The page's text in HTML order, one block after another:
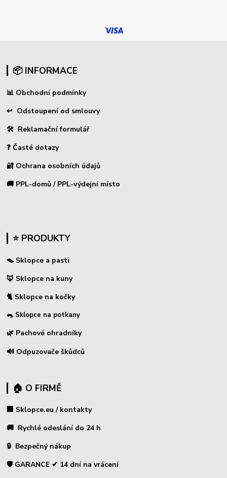
📦 INFORMACE
📊 Obchodní podmínky
↩ Odstoupení od smlouvy
🛠 Reklamační formulář
❓ Časté dotazy
🔐 Ochrana osobních údajů
🚚 PPL-domů / PPL-výdejní místo
⭐ PRODUKTY
🪤 Sklopce a pasti
🦊 Sklopce na kuny
🐈 Sklopce na kočky
🐀 Sklopce na potkany
🌿 Pachové ohradníky
🔊 Odpuzovače škůdců
🏠 O FIRMĚ
🏢 Sklopce.eu / kontakty
🚚 Rychlé odeslání do 24 h
🔒 Bezpečný nákup
🛡️ GARANCE ✔ 14 dní na vrácení